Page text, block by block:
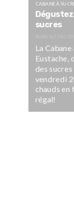
CABANE À
sucres
La
Eustache,
des
vendredi
chauds
régal!